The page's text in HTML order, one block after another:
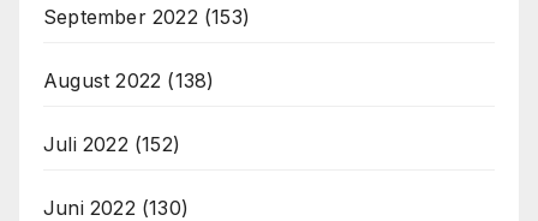
September 2022 (153)
August 2022 (138)
Juli 2022 (152)
Juni 2022 (130)